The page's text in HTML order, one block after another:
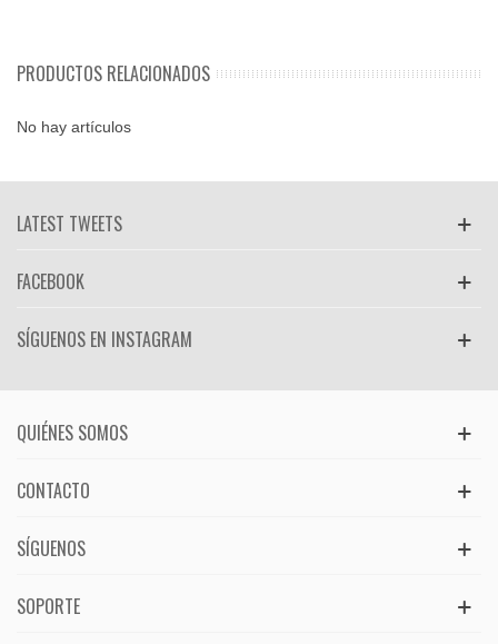
PRODUCTOS RELACIONADOS
No hay artículos
LATEST TWEETS
FACEBOOK
SÍGUENOS EN INSTAGRAM
QUIÉNES SOMOS
CONTACTO
SÍGUENOS
SOPORTE